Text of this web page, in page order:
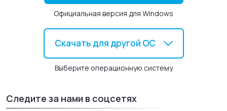
«Горячие клавиши»;
Объединение нескольких сайтов в одну тематическую
Подвижные панели с вкладками;
Официальная версия для Windows
Скачать для другой ОС
Выберите операционную систему
Следите за нами в соцсетях